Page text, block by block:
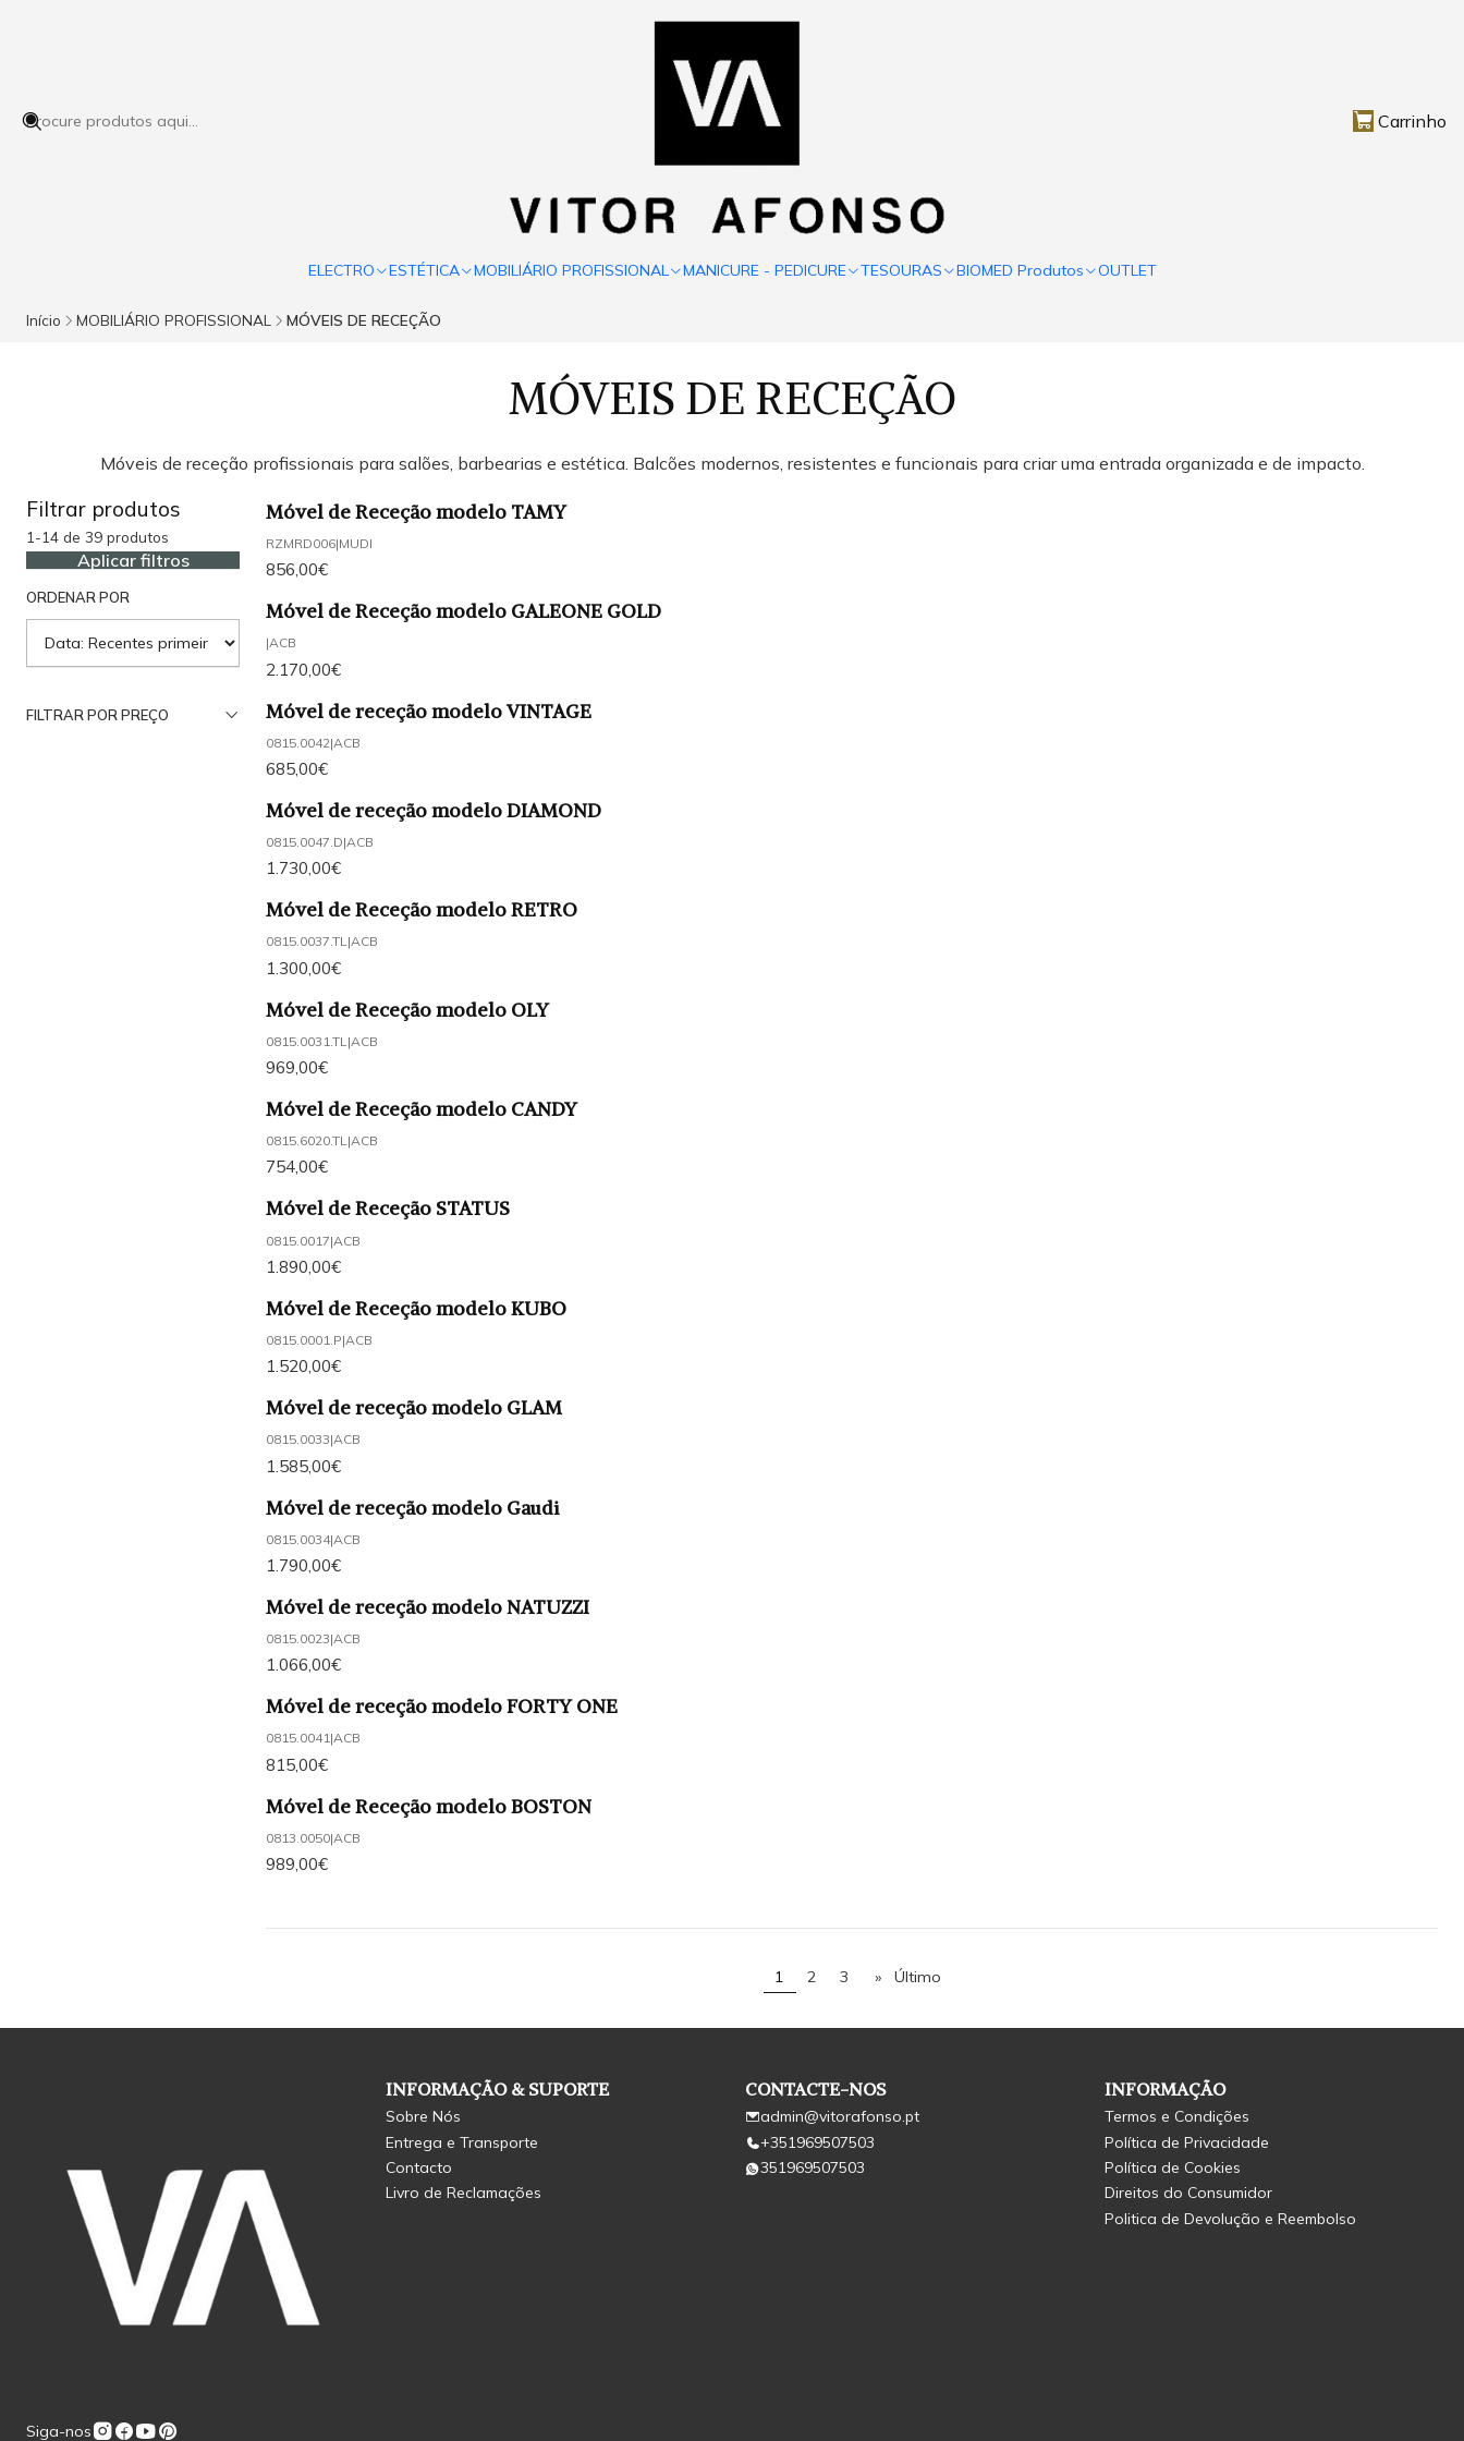
Carrinho
ELECTRO ESTÉTICA MOBILIÁRIO PROFISSIONAL MANICURE - PEDICURE TESOURAS BIOMED Produtos OUTLET
Início MOBILIÁRIO PROFISSIONAL MÓVEIS DE RECEÇÃO
MÓVEIS DE RECEÇÃO
Móveis de receção profissionais para salões, barbearias e estética. Balcões modernos, resistentes e funcionais para criar uma entrada organizada e de impacto.
Filtrar produtos
1-14 de 39 produtos
Aplicar filtros
ORDENAR POR
FILTRAR POR PREÇO
Móvel de Receção modelo TAMY
RZMRD006|MUDI
856,00€
Móvel de Receção modelo GALEONE GOLD
|ACB
2.170,00€
Móvel de receção modelo VINTAGE
0815.0042|ACB
685,00€
Móvel de receção modelo DIAMOND
0815.0047.D|ACB
1.730,00€
Móvel de Receção modelo RETRO
0815.0037.TL|ACB
1.300,00€
Móvel de Receção modelo OLY
0815.0031.TL |ACB
969,00€
Móvel de Receção modelo CANDY
0815.6020.TL|ACB
754,00€
Móvel de Receção STATUS
0815.0017|ACB
1.890,00€
Móvel de Receção modelo KUBO
0815.0001.P|ACB
1.520,00€
Móvel de receção modelo GLAM
0815.0033|ACB
1.585,00€
Móvel de receção modelo Gaudi
0815.0034|ACB
1.790,00€
Móvel de receção modelo NATUZZI
0815.0023|ACB
1.066,00€
Móvel de receção modelo FORTY ONE
0815.0041|ACB
815,00€
Móvel de Receção modelo BOSTON
0813.0050|ACB
989,00€
1 2 3 » Último
Siga-nos
INFORMAÇÃO & SUPORTE
Sobre Nós
Entrega e Transporte
Contacto
Livro de Reclamações
CONTACTE-NOS
admin@vitorafonso.pt
+351969507503
351969507503
INFORMAÇÃO
Termos e Condições
Política de Privacidade
Política de Cookies
Direitos do Consumidor
Politica de Devolução e Reembolso